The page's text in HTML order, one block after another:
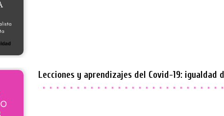
Lecciones y aprendizajes del Covid-19: igualdad